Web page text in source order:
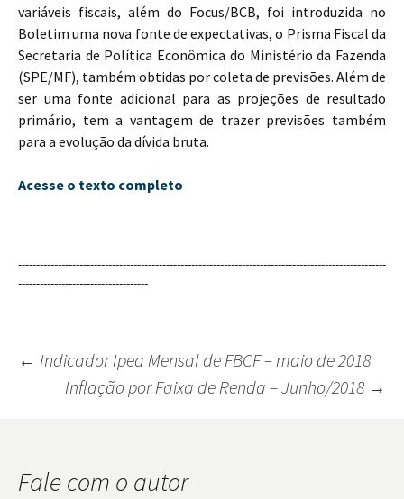
variáveis fiscais, além do Focus/BCB, foi introduzida no
Boletim uma nova fonte de expectativas, o Prisma Fiscal da
Secretaria de Política Econômica do Ministério da Fazenda
(SPE/MF), também obtidas por coleta de previsões. Além de
ser uma fonte adicional para as projeções de resultado
primário, tem a vantagem de trazer previsões também
para a evolução da dívida bruta.
Acesse o texto completo
------------------------------------------------------------------------------------------------------
------------------------------------
Navegação
← Indicador Ipea Mensal de FBCF – maio de 2018
Inflação por Faixa de Renda – Junho/2018 →
Fale com o autor